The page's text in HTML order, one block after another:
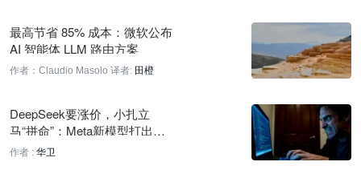
58 分钟前
Truffle Security CEO谈暴露凭据风险及Hugging Face合作
直播电商平台Whatnot完成5.45亿美元G轮融资，估值达200亿
最高节省 85% 成本：微软公布
AI 智能体 LLM 路由方案
作者：Claudio Masolo 译者: 田橙
DeepSeek要涨价，小扎立
马“拼命”：Meta新模型打出更
低“骨折价”，只要一点数据税
作者 : 华卫